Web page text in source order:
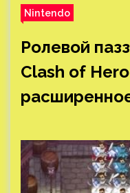
Nintendo
Ролевой
Clash of